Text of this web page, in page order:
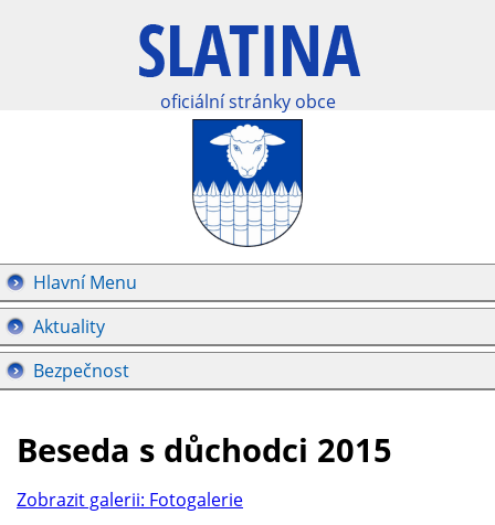
oficiální stránky obce
Hlavní Menu
Aktuality
Bezpečnost
Beseda s důchodci 2015
Zobrazit galerii: Fotogalerie